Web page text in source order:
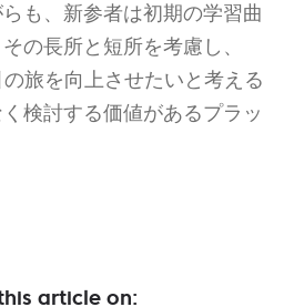
も、新参者は初期の学習曲
の長所と短所を考慮し、
旅を向上させたいと考える
検討する価値があるプラッ
article on: